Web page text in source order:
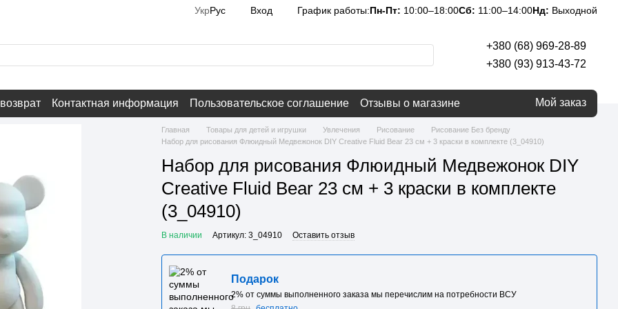
УкрРус Вход График работы:Пн-Пт: 10:00–18:00Сб: 11:00–14:00Нд: Выходной
+380 (68) 969-28-89
+380 (93) 913-43-72
Контактная информация Пользовательское соглашение Отзывы о магазине Мой заказ
Главная Товары для детей и игрушки Увлечения Рисование
Рисование Без бренду
Набор для рисования Флюидный Медвежонок DIY Creative Fluid Bear 23 см + 3 краски в комплекте (3_04910)
Набор для рисования Флюидный Медвежонок DIY
Creative Fluid Bear 23 см + 3 краски в комплекте
(3_04910)
В наличии Артикул: 3_04910 Оставить отзыв
Подарок
2% от суммы выполненного заказа мы перечислим на потребности BCУ